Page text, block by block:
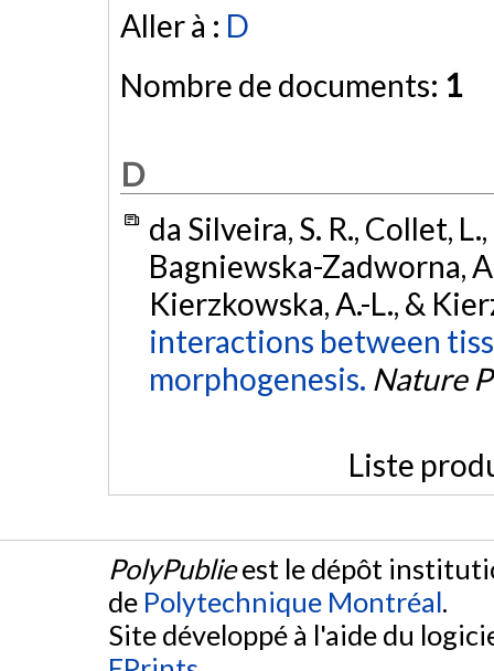
Aller à : D
Nombre de documents: 1
D
da Silveira, S. R., Collet,
Bagniewska-Zadworna,
Kierzkowska, A.-L., &
interactions between
morphogenesis. Nature
Liste
PolyPublieest le dépôt
de Polytechnique Montréal.
Site développé à l'aide du